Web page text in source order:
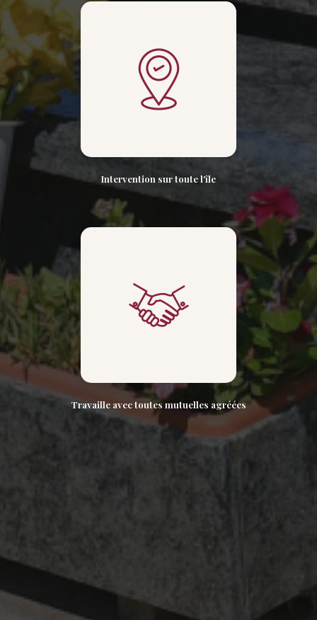
Intervention sur toute l'île
Travaille avec toutes mutuelles agréées